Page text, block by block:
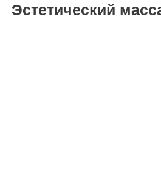
Эстетический